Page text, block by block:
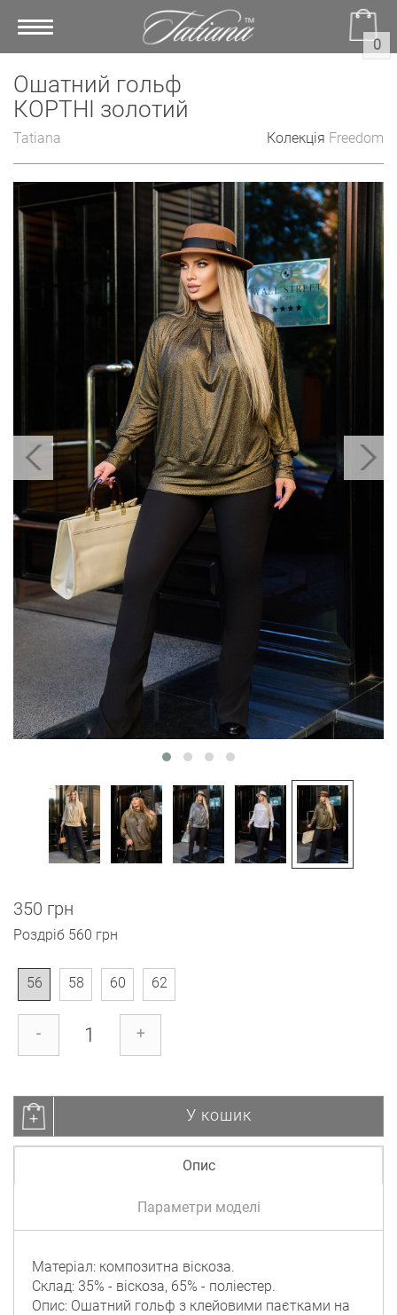
Toggle
0
Ошатний гольф
КОРТНІ золотий
Tatiana Колекція Freedom
350 грн
Роздріб 560 грн
56 58 60 62
- +
У кошик
Опис
Параметри моделі
Матеріал: композитна віскоза.
Склад: 35% - віскоза, 65% - поліестер.
Опис: Ошатний гольф з клейовими паєтками на